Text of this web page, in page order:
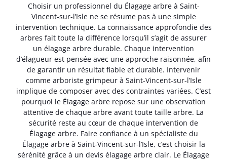
Choisir un professionnel du Élagage arbre à Saint-
Vincent-sur-l’Isle ne se résume pas à une simple
intervention technique. La connaissance approfondie des
arbres fait toute la différence lorsqu’il s’agit de assurer
un élagage arbre durable. Chaque intervention
d’élagueur est pensée avec une approche raisonnée, afin
de garantir un résultat fiable et durable. Intervenir
comme arboriste grimpeur à Saint-Vincent-sur-l’Isle
implique de composer avec des contraintes variées. C’est
pourquoi le Élagage arbre repose sur une observation
attentive de chaque arbre avant toute taille arbre. La
sécurité reste au cœur de chaque intervention de
Élagage arbre. Faire confiance à un spécialiste du
Élagage arbre à Saint-Vincent-sur-l’Isle, c’est choisir la
sérénité grâce à un devis élagage arbre clair. Le Élagage